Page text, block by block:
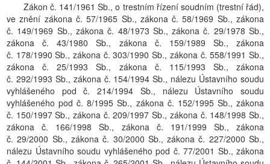
Zákon č. 141/1961 Sb., o trestním řízení soudním (trestní řád),
ve znění zákona č. 57/1965 Sb., zákona č. 58/1969 Sb., zákona
č. 149/1969 Sb., zákona č. 48/1973 Sb., zákona č. 29/1978 Sb.,
zákona č. 43/1980 Sb., zákona č. 159/1989 Sb., zákona
č. 178/1990 Sb., zákona č. 303/1990 Sb., zákona č. 558/1991 Sb.,
zákona č. 25/1993 Sb., zákona č. 115/1993 Sb., zákona
č. 292/1993 Sb., zákona č. 154/1994 Sb., nálezu Ústavního soudu
vyhlášeného pod č. 214/1994 Sb., nálezu Ústavního soudu
vyhlášeného pod č. 8/1995 Sb., zákona č. 152/1995 Sb., zákona
č. 150/1997 Sb., zákona č. 209/1997 Sb., zákona č. 148/1998 Sb.,
zákona č. 166/1998 Sb., zákona č. 191/1999 Sb., zákona
č. 29/2000 Sb., zákona č. 30/2000 Sb., zákona č. 227/2000 Sb.,
nálezu Ústavního soudu vyhlášeného pod č. 77/2001 Sb., zákona